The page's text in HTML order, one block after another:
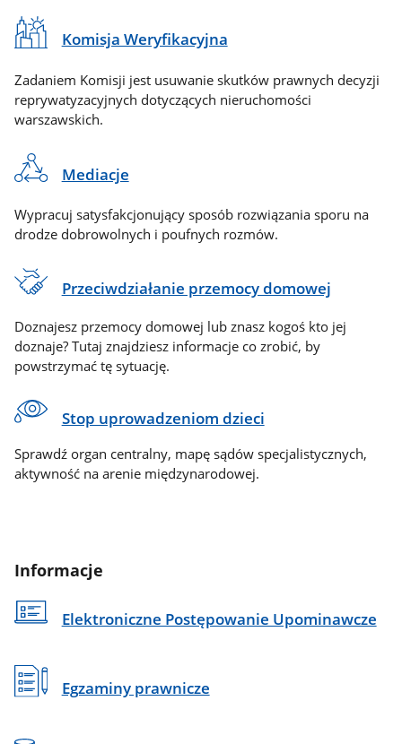
Komisja Weryfikacyjna
Zadaniem Komisji jest usuwanie skutków prawnych decyzji
reprywatyzacyjnych dotyczących nieruchomości
warszawskich.
Mediacje
Wypracuj satysfakcjonujący sposób rozwiązania sporu na
drodze dobrowolnych i poufnych rozmów.
Przeciwdziałanie przemocy domowej
Doznajesz przemocy domowej lub znasz kogoś kto jej
doznaje? Tutaj znajdziesz informacje co zrobić, by
powstrzymać tę sytuację.
Stop uprowadzeniom dzieci
Sprawdź organ centralny, mapę sądów specjalistycznych,
aktywność na arenie międzynarodowej.
Informacje
Elektroniczne Postępowanie Upominawcze
Egzaminy prawnicze